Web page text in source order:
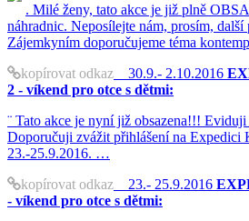
. Milé ženy, tato akce je již plně
náhradnic. Neposílejte nám, prosím,
Zájemkyním doporučujeme téma
kopírovat odkaz 30.9.- 2.10.2016
2 - víkend pro otce s dětmi:
¨ Tato akce je nyní již obsazena!!!
Doporučuji zvážit přihlášení na Expedici
23.-25.9.2016. …
kopírovat odkaz 23.- 25.9.2016
- víkend pro otce s dětmi: